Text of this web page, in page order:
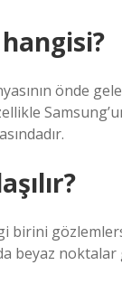
önde
birini
beyaz noktalar